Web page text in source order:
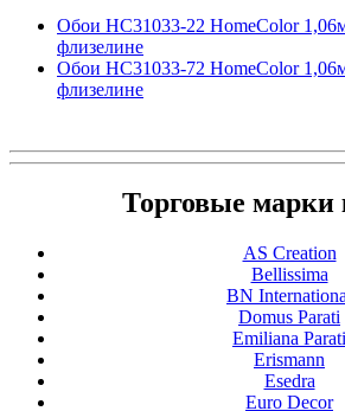
Обои HC31033-22 HomeColor
флизелине
Обои HC31033-72 HomeColor
флизелине
Торговые марки
AS Creation
Bellissima
BN
Domus Parati
Emiliana Parati
Erismann
Esedra
Euro Decor